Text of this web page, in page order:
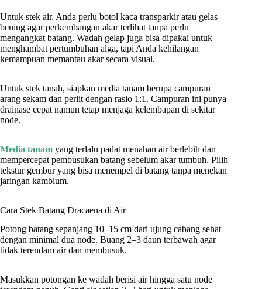
Untuk stek air, Anda perlu botol kaca transparkir atau gelas
bening agar perkembangan akar terlihat tanpa perlu
mengangkat batang. Wadah gelap juga bisa dipakai untuk
menghambat pertumbuhan alga, tapi Anda kehilangan
kemampuan memantau akar secara visual.
Untuk stek tanah, siapkan media tanam berupa campuran
arang sekam dan perlit dengan rasio 1:1. Campuran ini punya
drainase cepat namun tetap menjaga kelembapan di sekitar
node.
Media tanam yang terlalu padat menahan air berlebih dan
mempercepat pembusukan batang sebelum akar tumbuh. Pilih
tekstur gembur yang bisa menempel di batang tanpa menekan
jaringan kambium.
Cara Stek Batang Dracaena di Air
Potong batang sepanjang 10–15 cm dari ujung cabang sehat
dengan minimal dua node. Buang 2–3 daun terbawah agar
tidak terendam air dan membusuk.
Masukkan potongan ke wadah berisi air hingga satu node